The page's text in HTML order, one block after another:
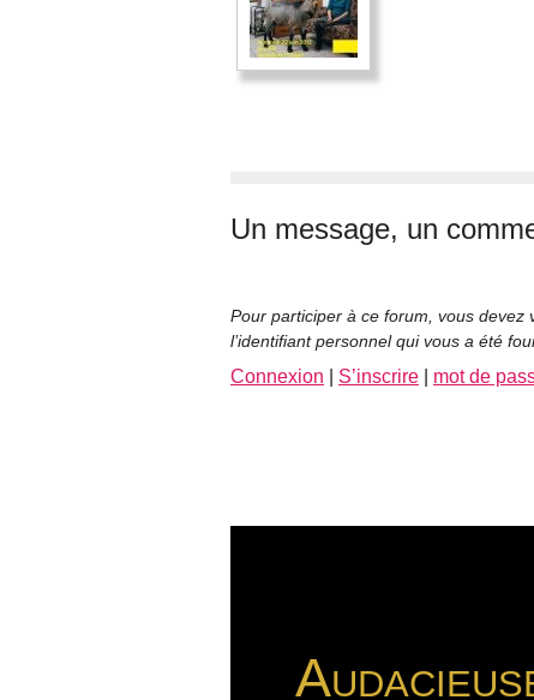
Un message, un
Pour participer à ce forum, vous devez
l’identifiant personnel qui vous a été
Connexion S’inscrire mot de